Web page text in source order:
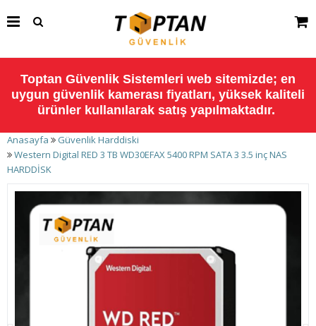
Toptan Güvenlik Sistemleri web sitemizde; en
uygun güvenlik kamerası fiyatları, yüksek kaliteli
ürünler kullanılarak satış yapılmaktadır.
Anasayfa
Güvenlik Harddiski
Western Digital RED 3 TB WD30EFAX 5400 RPM SATA 3 3.5 inç NAS
HARDDİSK